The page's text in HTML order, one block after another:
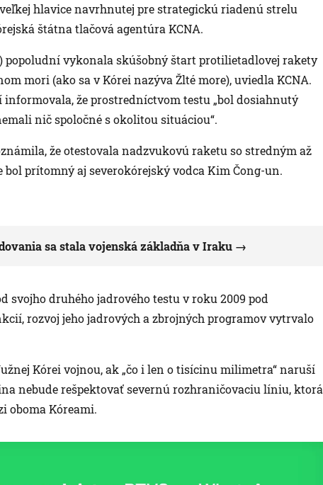
hlavice navrhnutej pre strategickú riadenú strelu
štátna tlačová agentúra KCNA.
popoludní vykonala skúšobný štart protilietadlovej rakety
mori (ako sa v Kórei nazýva Žlté more), uviedla KCNA.
informovala, že prostredníctvom testu „bol dosiahnutý
nič spoločné s okolitou situáciou“.
že otestovala nadzvukovú raketu so stredným až
prítomný aj severokórejský vodca Kim Čong-un.
sa stala vojenská základňa v Iraku
svojho druhého jadrového testu v roku 2009 pod
rozvoj jeho jadrových a zbrojných programov vytrvalo
Kórei vojnou, ak „čo i len o tisícinu milimetra“ naruší
nebude rešpektovať severnú rozhraničovaciu líniu, ktorá
oboma Kóreami.